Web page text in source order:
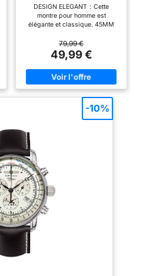
Lumineuses Date Grand
Cadran Classique Mode
Affaires Montres Cadeau
Hommes,Marron Argent
Bleu
DESIGN ELEGANT：Cette
montre pour homme est
élégante et classique. 45MM
avec trois sous-cadrans
fonctionnels et affichage de la
date, chiffres tachymétriques
sur la lunette, avec un bracelet
en cuir à la mode, mouvement
analogique à quartz de qualité
et batterie longue durée, fournir
l'heure précise et parfaitement
assortie à toutes vos tenues,
Benyar montres incarne la
poursuite de la mode et de la
qualité qui redéfinit le temps !
Mouvement à quartz importé de
haute qualité pour une grande
stabilité et un chronométrage
précis. Boîtier en acier 304
avec verre minéral, ce qui
améliore considérablement la
résistance à l'usure et aux
rayures. La montre à bracelet en
cuir pour homme n'est pas
douce à porter. Les montres
79,99 €
49,99 €
-10%